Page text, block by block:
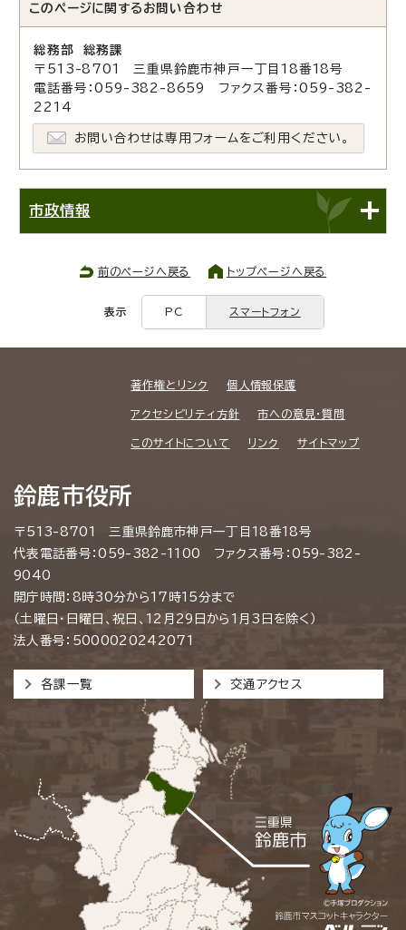
このページに関する お問い合わせ
総務部 総務課
〒513-8701 三重県鈴鹿市神戸一丁目18番18号
電話番号：059-382-8659 ファクス番号：059-382-
2214
お問い合わせは専用フォームをご利用ください。
市政情報
前のページへ戻る トップページへ戻る
表示 PC スマートフォン
著作権とリンク 個人情報保護
アクセシビリティ方針 市への意見・質問
このサイトについて リンク サイトマップ
鈴鹿市役所
〒513-8701 三重県鈴鹿市神戸一丁目18番18号
代表電話番号：059-382-1100 ファクス番号：059-382-
9040
開庁時間：8時30分から17時15分まで
（土曜日・日曜日、祝日、12月29日から1月3日を除く）
法人番号：5000020242071
各課一覧 交通アクセス